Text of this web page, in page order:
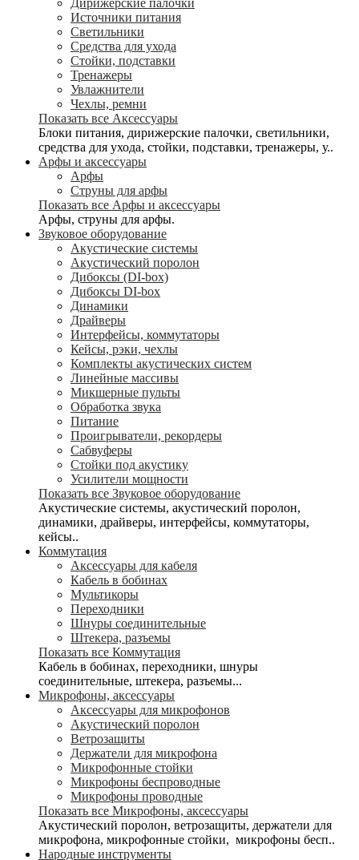
Дирижерские палочки
Источники питания
Светильники
Средства для ухода
Стойки, подставки
Тренажеры
Увлажнители
Чехлы, ремни
Показать все Аксессуары
Блоки питания, дирижерские палочки, светильники,
средства для ухода, стойки, подставки, тренажеры, у..
Арфы и аксессуары
Арфы
Струны для арфы
Показать все Арфы и аксессуары
Арфы, струны для арфы.
Звуковое оборудование
Акустические системы
Акустический поролон
Дибоксы (DI-box)
Дибоксы DI-box
Динамики
Драйверы
Интерфейсы, коммутаторы
Кейсы, рэки, чехлы
Комплекты акустических систем
Линейные массивы
Микшерные пульты
Обработка звука
Питание
Проигрыватели, рекордеры
Сабвуферы
Стойки под акустику
Усилители мощности
Показать все Звуковое оборудование
Акустические системы, акустический поролон,
динамики, драйверы, интерфейсы, коммутаторы,
кейсы..
Коммутация
Аксессуары для кабеля
Кабель в бобинах
Мультикоры
Переходники
Шнуры соединительные
Штекера, разъемы
Показать все Коммутация
Кабель в бобинах, переходники, шнуры
соединительные, штекера, разъемы...
Микрофоны, аксессуары
Аксессуары для микрофонов
Акустический поролон
Ветрозащиты
Держатели для микрофона
Микрофонные стойки
Микрофоны беспроводные
Микрофоны проводные
Показать все Микрофоны, аксессуары
Акустический поролон, ветрозащиты, держатели для
микрофона, микрофонные стойки, микрофоны бесп..
Народные инструменты